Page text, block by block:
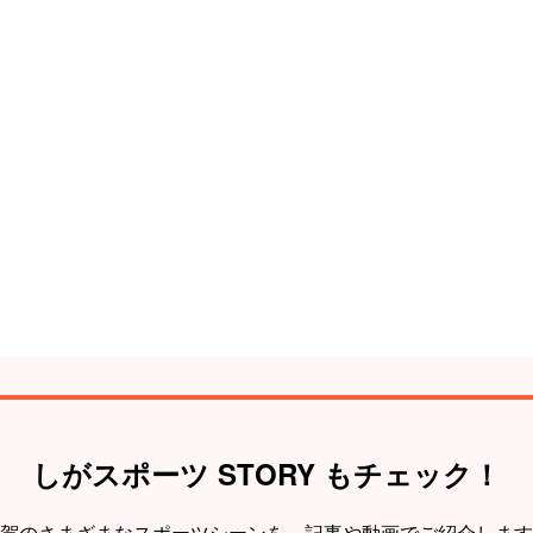
しがスポーツ STORY もチェック！